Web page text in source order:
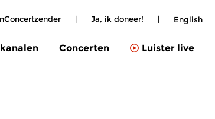
| Ja, ik doneer! | English
Concerten Luister live